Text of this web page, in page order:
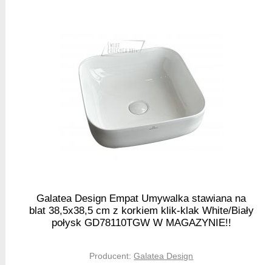
Galatea Design Empat Umywalka stawiana na
blat 38,5x38,5 cm z korkiem klik-klak White/Biały
połysk GD78110TGW W MAGAZYNIE!!
Producent:Galatea Design